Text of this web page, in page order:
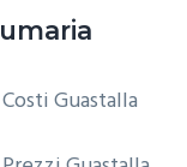
Guastalla